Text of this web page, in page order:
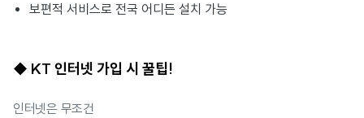
보편적 서비스로 전국 어디든 설치 가능
◆ KT 인터넷 가입 시 꿀팁!
인터넷은 무조건